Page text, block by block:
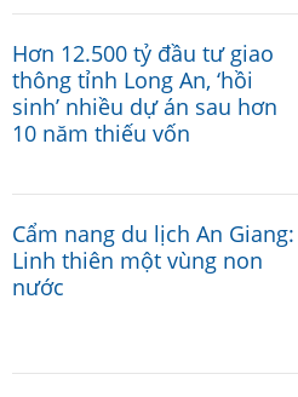
Hơn 12.500 tỷ đầu tư giao
thông tỉnh Long An, ‘hồi
sinh’ nhiều dự án sau hơn
10 năm thiếu vốn
Cẩm nang du lịch An Giang:
Linh thiên một vùng non
nước